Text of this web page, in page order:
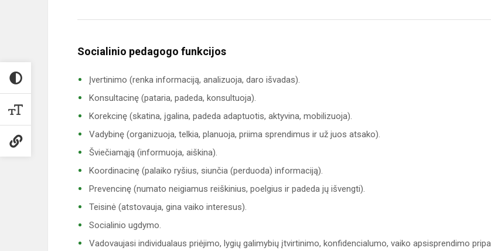
Socialinio pedagogo funkcijos
Įvertinimo (renka informaciją, analizuoja, daro išvadas).
Konsultacinę (pataria, padeda, konsultuoja).
Korekcinę (skatina, įgalina, padeda adaptuotis, aktyvina, mobilizuoja).
Vadybinę (organizuoja, telkia, planuoja, priima sprendimus ir už juos atsako).
Šviečiamąją (informuoja, aiškina).
Koordinacinę (palaiko ryšius, siunčia (perduoda) informaciją).
Prevencinę (numato neigiamus reiškinius, poelgius ir padeda jų išvengti).
Teisinė (atstovauja, gina vaiko interesus).
Socialinio ugdymo.
Vadovaujasi individualaus priėjimo, lygių galimybių įtvirtinimo, konfidencialumo, vaiko apsisprendimo